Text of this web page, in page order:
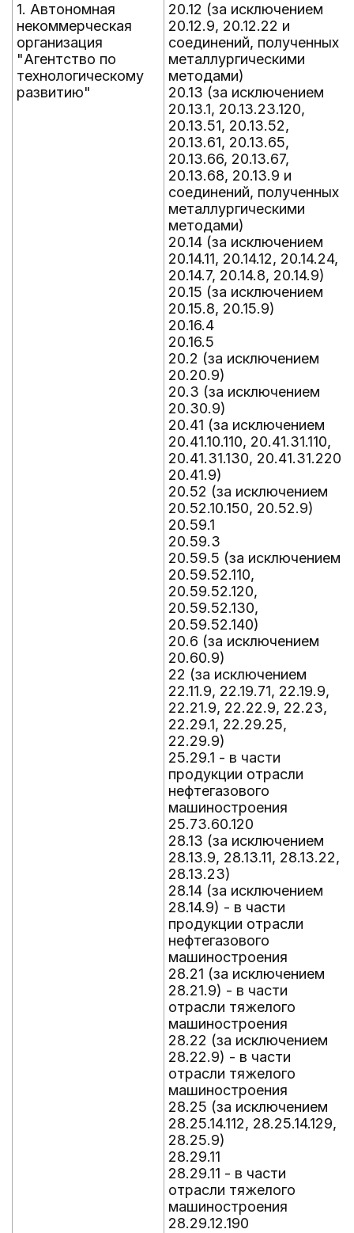
1. Автономная
некоммерческая
организация
"Агентство по
технологическому
развитию"
20.12 (за исключением
20.12.9, 20.12.22 и
соединений, полученных
металлургическими
методами)
20.13 (за исключением
20.13.1, 20.13.23.120,
20.13.51, 20.13.52,
20.13.61, 20.13.65,
20.13.66, 20.13.67,
20.13.68, 20.13.9 и
соединений, полученных
металлургическими
методами)
20.14 (за исключением
20.14.11, 20.14.12, 20.14.24,
20.14.7, 20.14.8, 20.14.9)
20.15 (за исключением
20.15.8, 20.15.9)
20.16.4
20.16.5
20.2 (за исключением
20.20.9)
20.3 (за исключением
20.30.9)
20.41 (за исключением
20.41.10.110, 20.41.31.110,
20.41.31.130, 20.41.31.220,
20.41.9)
20.52 (за исключением
20.52.10.150, 20.52.9)
20.59.1
20.59.3
20.59.5 (за исключением
20.59.52.110,
20.59.52.120,
20.59.52.130,
20.59.52.140)
20.6 (за исключением
20.60.9)
22 (за исключением
22.11.9, 22.19.71, 22.19.9,
22.21.9, 22.22.9, 22.23,
22.29.1, 22.29.25,
22.29.9)
25.29.1 - в части
продукции отрасли
нефтегазового
машиностроения
25.73.60.120
28.13 (за исключением
28.13.9, 28.13.11, 28.13.22,
28.13.23)
28.14 (за исключением
28.14.9) - в части
продукции отрасли
нефтегазового
машиностроения
28.21 (за исключением
28.21.9) - в части
отрасли тяжелого
машиностроения
28.22 (за исключением
28.22.9) - в части
отрасли тяжелого
машиностроения
28.25 (за исключением
28.25.14.112, 28.25.14.129,
28.25.9)
28.29.11
28.29.11 - в части
отрасли тяжелого
машиностроения
28.29.12.190